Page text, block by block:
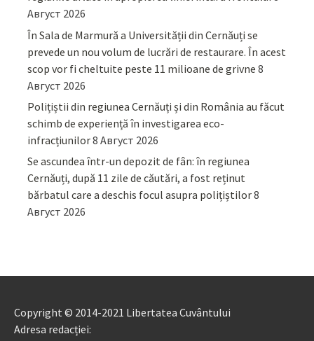
Август 2026
În Sala de Marmură a Universității din Cernăuți se
prevede un nou volum de lucrări de restaurare. În acest
scop vor fi cheltuite peste 11 milioane de grivne 8
Август 2026
Polițiștii din regiunea Cernăuți și din România au făcut
schimb de experiență în investigarea eco-
infracțiunilor8 Август 2026
Se ascundea într-un depozit de fân: în regiunea
Cernăuți, după 11 zile de căutări, a fost reținut
bărbatul care a deschis focul asupra polițiștilor8
Август 2026
Copyright © 2014-2021 Libertatea Cuvântului
Adresa redacției: